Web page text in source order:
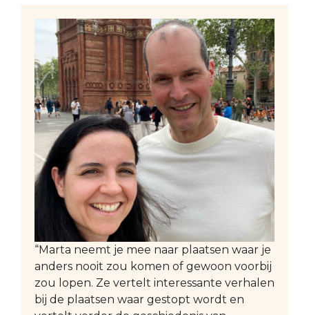
“Marta neemt je mee naar plaatsen waar je
anders nooit zou komen of gewoon voorbij
zou lopen. Ze vertelt interessante verhalen
bij de plaatsen waar gestopt wordt en